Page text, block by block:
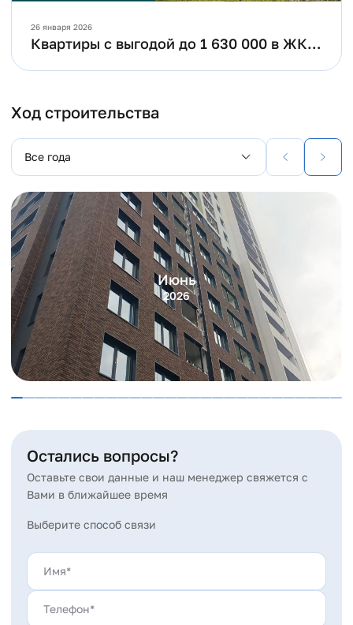
26 января 2026
Квартиры с выгодой до 1 630 000 в ЖК
Ход строительства
Все года
Июнь
2026
Остались вопросы?
Оставьте свои данные и наш менеджер свяжется с
Вами в ближайшее время
Выберите способ связи